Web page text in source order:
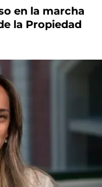
en la marcha
la Propiedad